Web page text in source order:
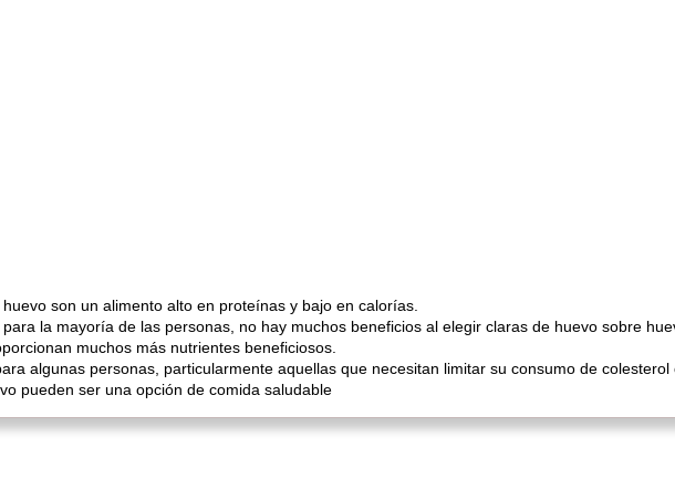
son un alimento alto en proteínas y bajo en calorías.
la mayoría de las personas, no hay muchos beneficios al elegir claras de huevo sobre
muchos más nutrientes beneficiosos.
algunas personas, particularmente aquellas que necesitan limitar su consumo de
pueden ser una opción de comida saludable